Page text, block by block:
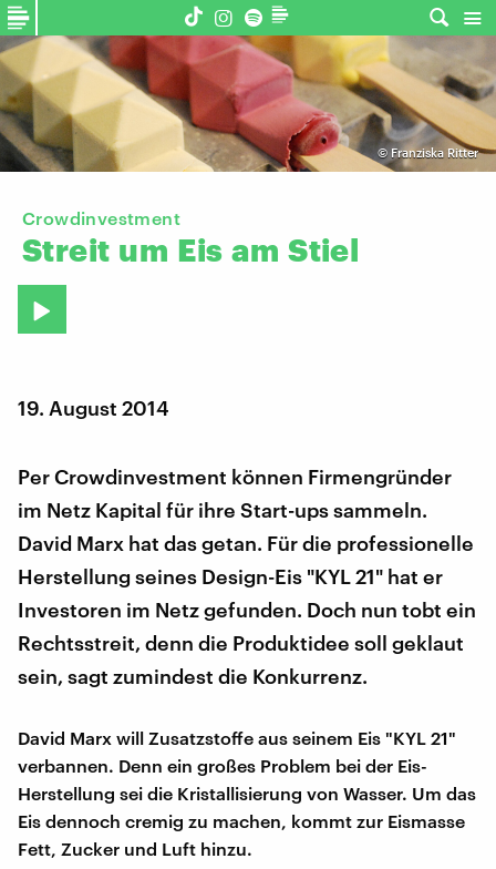
© Franziska Ritter
Crowdinvestment
Streit um Eis am Stiel
19. August 2014
Per Crowdinvestment können Firmengründer
im Netz Kapital für ihre Start-ups sammeln.
David Marx hat das getan. Für die professionelle
Herstellung seines Design-Eis "KYL 21" hat er
Investoren im Netz gefunden. Doch nun tobt ein
Rechtsstreit, denn die Produktidee soll geklaut
sein, sagt zumindest die Konkurrenz.
David Marx will Zusatzstoffe aus seinem Eis "KYL 21"
verbannen. Denn ein großes Problem bei der Eis-
Herstellung sei die Kristallisierung von Wasser. Um das
Eis dennoch cremig zu machen, kommt zur Eismasse
Fett, Zucker und Luft hinzu.